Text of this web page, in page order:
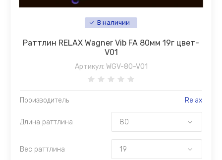
В наличии
Раттлин RELAX Wagner Vib FA 80мм 19г цвет-
V01
Артикул: WGV-80-V01
Производитель Relax
Длина раттлина
Вес раттлина